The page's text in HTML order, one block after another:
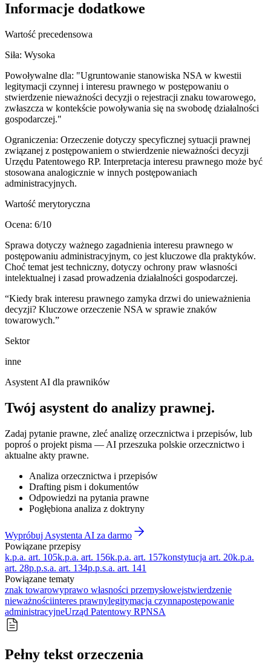
Informacje dodatkowe
Wartość precedensowa
Siła: Wysoka
Powoływalne dla: "Ugruntowanie stanowiska NSA w kwestii
legitymacji czynnej i interesu prawnego w postępowaniu o
stwierdzenie nieważności decyzji o rejestracji znaku towarowego,
zwłaszcza w kontekście powoływania się na swobodę działalności
gospodarczej."
Ograniczenia: Orzeczenie dotyczy specyficznej sytuacji prawnej
związanej z postępowaniem o stwierdzenie nieważności decyzji
Urzędu Patentowego RP. Interpretacja interesu prawnego może być
stosowana analogicznie w innych postępowaniach
administracyjnych.
Wartość merytoryczna
Ocena: 6/10
Sprawa dotyczy ważnego zagadnienia interesu prawnego w
postępowaniu administracyjnym, co jest kluczowe dla praktyków.
Choć temat jest techniczny, dotyczy ochrony praw własności
intelektualnej i zasad prowadzenia działalności gospodarczej.
“Kiedy brak interesu prawnego zamyka drzwi do unieważnienia
decyzji? Kluczowe orzeczenie NSA w sprawie znaków
towarowych.”
Sektor
inne
Asystent AI dla prawników
Twój asystent do analizy prawnej.
Zadaj pytanie prawne, zleć analizę orzecznictwa i przepisów, lub
poproś o projekt pisma — AI przeszuka polskie orzecznictwo i
aktualne akty prawne.
Analiza orzecznictwa i przepisów
Drafting pism i dokumentów
Odpowiedzi na pytania prawne
Pogłębiona analiza z doktryny
Wypróbuj Asystenta AI za darmo
Powiązane przepisy
k.p.a. art. 105k.p.a. art. 156k.p.a. art. 157konstytucja art. 20k.p.a.
art. 28p.p.s.a. art. 134p.p.s.a. art. 141
Powiązane tematy
znak towarowyprawo własności przemysłowejstwierdzenie
nieważnościinteres prawnylegitymacja czynnapostępowanie
administracyjneUrząd Patentowy RPNSA
Pełny tekst orzeczenia